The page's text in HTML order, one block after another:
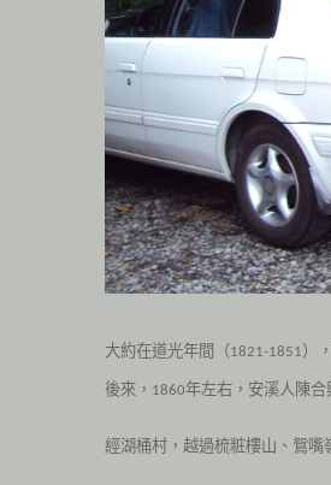
大約在道光年間（1821-1851）
後來， 1860年左右，安溪人陳
經湖桶村，越過梳粧樓山、鴛嘴